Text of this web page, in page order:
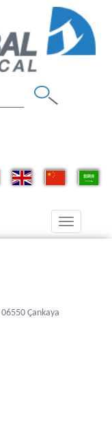
Toggle
navigation
Çankaya